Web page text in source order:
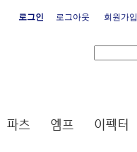
로그인 로그아웃 회원가입